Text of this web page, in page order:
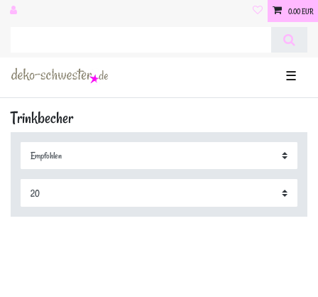
0,00 EUR
☰
Trinkbecher